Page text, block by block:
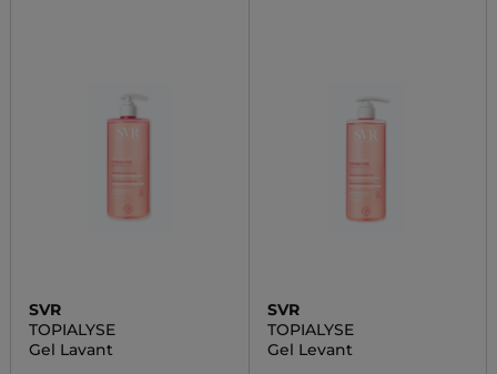
SVR
TOPIALYSE
Gel Lavant
SVR
TOPIALYSE
Gel Levant